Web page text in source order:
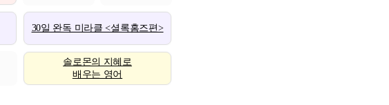
30일 완독 미라클 <셜록홈즈편>
솔로몬의 지혜로
배우는 영어